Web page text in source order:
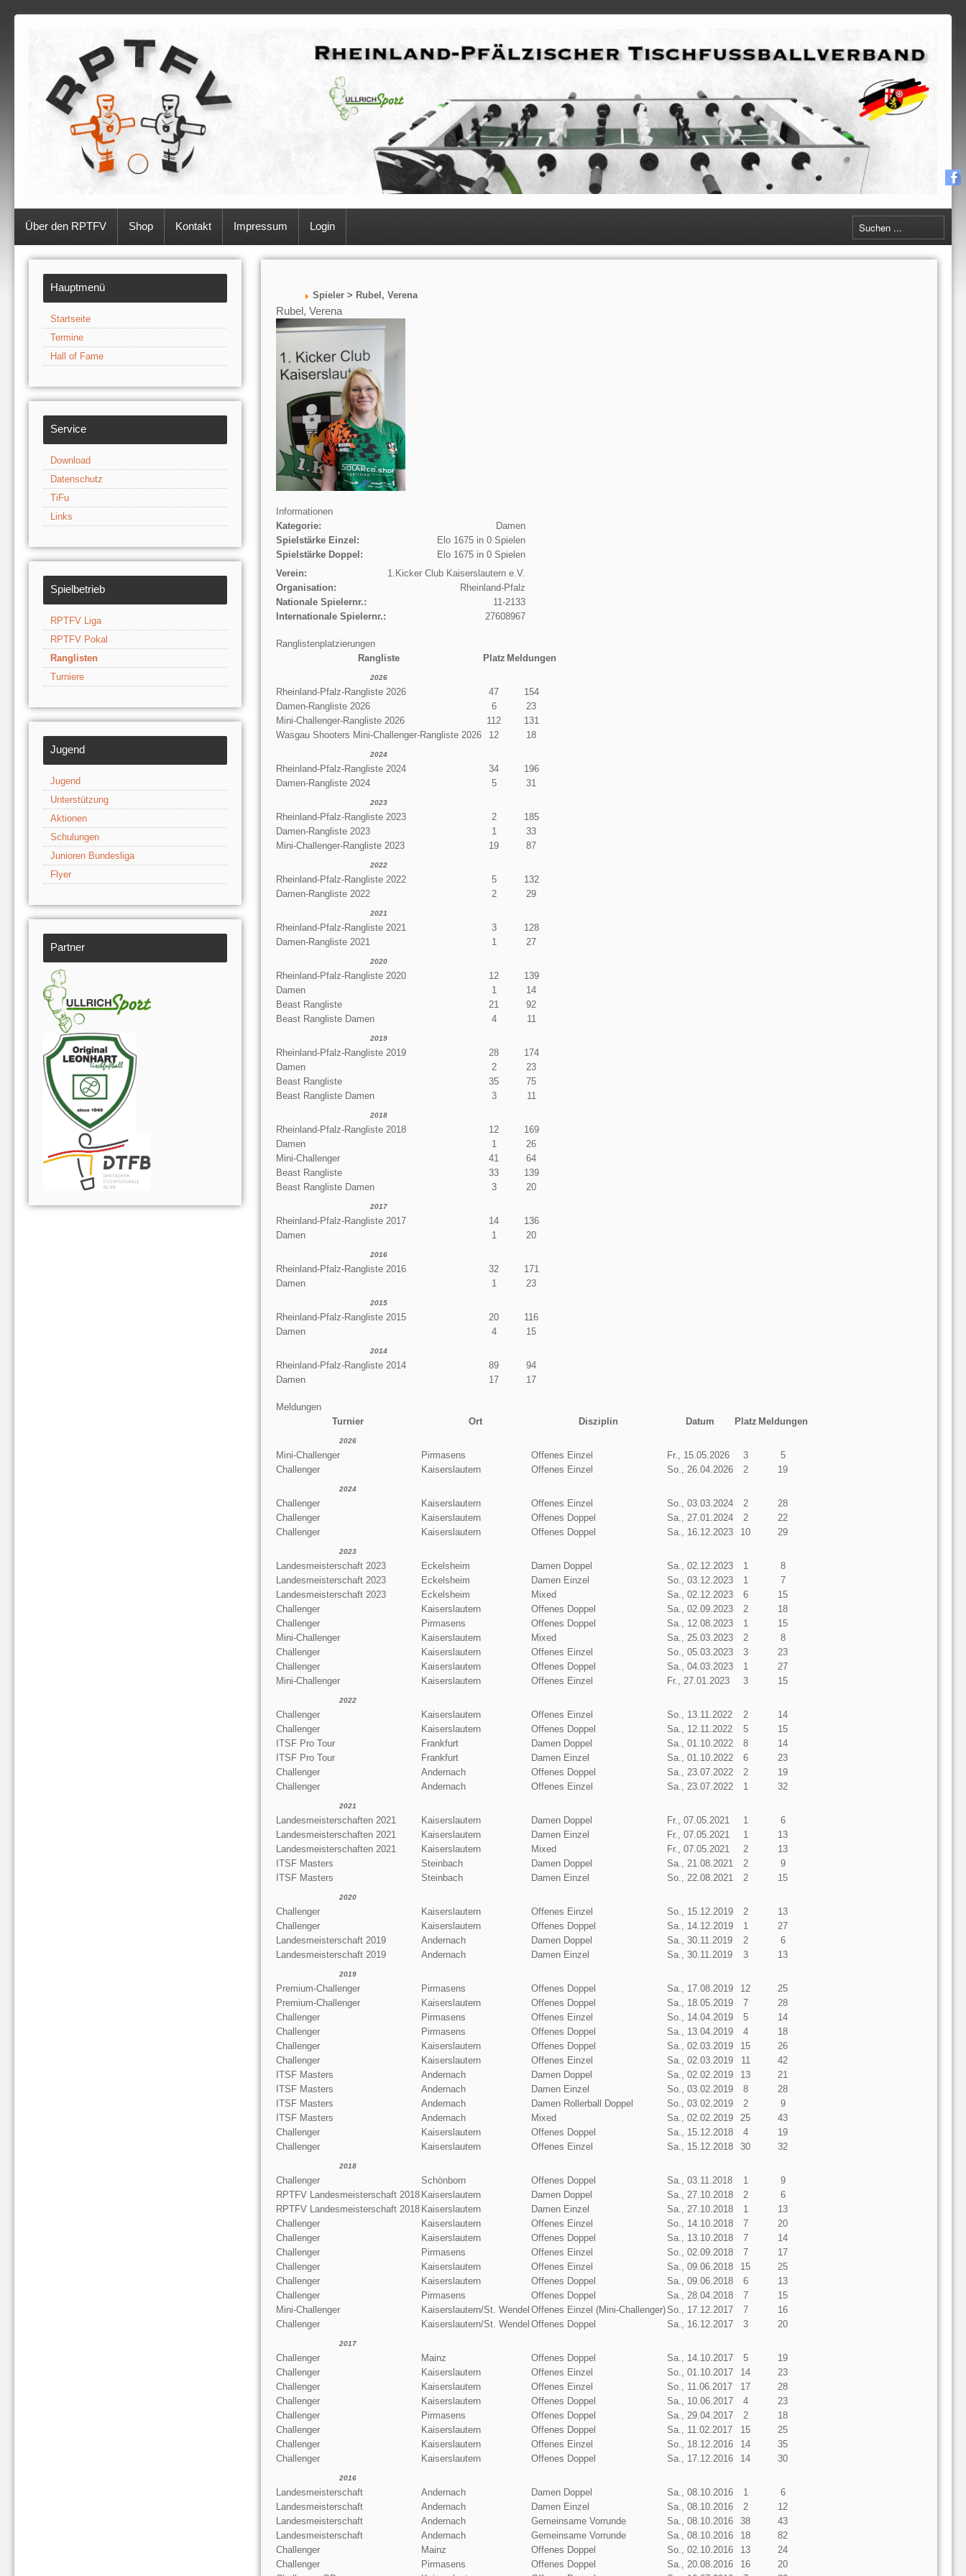
Über den RPTFV Shop Kontakt Impressum Login
Hauptmenü
Startseite
Termine
Hall of Fame
Service
Download
Datenschutz
TiFu
Links
Spielbetrieb
RPTFV Liga
RPTFV Pokal
Ranglisten
Turniere
Jugend
Jugend
Unterstützung
Aktionen
Schulungen
Junioren Bundesliga
Flyer
Partner
Spieler > Rubel, Verena
Rubel, Verena
Informationen
Kategorie:
Damen
Spielstärke Einzel:
Elo 1675 in 0 Spielen
Spielstärke Doppel:
Elo 1675 in 0 Spielen
Verein:
1.Kicker Club Kaiserslautern e.V.
Organisation:
Rheinland-Pfalz
Nationale Spielernr.:
11-2133
Internationale Spielernr.:
27608967
Ranglistenplatzierungen
Rangliste
Platz Meldungen
2026
Rheinland-Pfalz-Rangliste 2026 47
154
Damen-Rangliste 2026
6
23
Mini-Challenger-Rangliste 2026
112
131
Wasgau Shooters Mini-Challenger-Rangliste 2026
12 18
2024
Rheinland-Pfalz-Rangliste 2024 34
196
Damen-Rangliste 2024
5 31
2023
Rheinland-Pfalz-Rangliste 2023 2
185
Damen-Rangliste 2023
1
33
Mini-Challenger-Rangliste 2023
19 87
2022
Rheinland-Pfalz-Rangliste 2022 5
132
Damen-Rangliste 2022
2 29
2021
Rheinland-Pfalz-Rangliste 2021 3
128
Damen-Rangliste 2021
1 27
2020
Rheinland-Pfalz-Rangliste 2020 12
139
Damen
1
14
Beast Rangliste
21
92
Beast Rangliste Damen
4 11
2019
Rheinland-Pfalz-Rangliste 2019 28
174
Damen
2
23
Beast Rangliste
35
75
Beast Rangliste Damen
3 11
2018
Rheinland-Pfalz-Rangliste 2018 12
169
Damen
1
26
Mini-Challenger
41
64
Beast Rangliste
33
139
Beast Rangliste Damen
3 20
2017
Rheinland-Pfalz-Rangliste 2017 14
136
Damen
1 20
2016
Rheinland-Pfalz-Rangliste 2016 32
171
Damen
1 23
2015
Rheinland-Pfalz-Rangliste 2015 20
116
Damen
4 15
2014
Rheinland-Pfalz-Rangliste 2014 89
94
Damen
17 17
Meldungen
Turnier
Ort Disziplin Datum Platz Meldungen
2026
Mini-Challenger Pirmasens Offenes Einzel Fr., 15.05.2026 3
5
Challenger
Kaiserslautern Offenes Einzel So., 26.04.2026 2 19
2024
Challenger Kaiserslautern Offenes Einzel So., 03.03.2024 2
28
Challenger
Kaiserslautern Offenes Doppel Sa., 27.01.2024 2
22
Challenger
Kaiserslautern Offenes Doppel Sa., 16.12.2023 10 29
2023
Landesmeisterschaft 2023 Eckelsheim Damen Doppel Sa., 02.12.2023 1
8
Landesmeisterschaft 2023
Eckelsheim Damen Einzel So., 03.12.2023 1
7
Landesmeisterschaft 2023
Eckelsheim Mixed Sa., 02.12.2023 6
15
Challenger
Kaiserslautern Offenes Doppel Sa., 02.09.2023 2
18
Challenger
Pirmasens Offenes Doppel Sa., 12.08.2023 1
15
Mini-Challenger
Kaiserslautern Mixed Sa., 25.03.2023 2
8
Challenger
Kaiserslautern Offenes Einzel So., 05.03.2023 3
23
Challenger
Kaiserslautern Offenes Doppel Sa., 04.03.2023 1
27
Mini-Challenger
Kaiserslautern Offenes Einzel Fr., 27.01.2023 3 15
2022
Challenger Kaiserslautern Offenes Einzel So., 13.11.2022 2
14
Challenger
Kaiserslautern Offenes Doppel Sa., 12.11.2022 5
15
ITSF Pro Tour
Frankfurt Damen Doppel Sa., 01.10.2022 8
14
ITSF Pro Tour
Frankfurt Damen Einzel Sa., 01.10.2022 6
23
Challenger
Andernach Offenes Doppel Sa., 23.07.2022 2
19
Challenger
Andernach Offenes Einzel Sa., 23.07.2022 1 32
2021
Landesmeisterschaften 2021 Kaiserslautern Damen Doppel Fr., 07.05.2021 1
6
Landesmeisterschaften 2021
Kaiserslautern Damen Einzel Fr., 07.05.2021 1
13
Landesmeisterschaften 2021
Kaiserslautern Mixed Fr., 07.05.2021 2
13
ITSF Masters
Steinbach Damen Doppel Sa., 21.08.2021 2
9
ITSF Masters
Steinbach Damen Einzel So., 22.08.2021 2 15
2020
Challenger Kaiserslautern Offenes Einzel So., 15.12.2019 2
13
Challenger
Kaiserslautern Offenes Doppel Sa., 14.12.2019 1
27
Landesmeisterschaft 2019
Andernach Damen Doppel Sa., 30.11.2019 2
6
Landesmeisterschaft 2019
Andernach Damen Einzel Sa., 30.11.2019 3 13
2019
Premium-Challenger Pirmasens Offenes Doppel Sa., 17.08.2019 12
25
Premium-Challenger
Kaiserslautern Offenes Doppel Sa., 18.05.2019 7
28
Challenger
Pirmasens Offenes Einzel So., 14.04.2019 5
14
Challenger
Pirmasens Offenes Doppel Sa., 13.04.2019 4
18
Challenger
Kaiserslautern Offenes Doppel Sa., 02.03.2019 15
26
Challenger
Kaiserslautern Offenes Einzel Sa., 02.03.2019 11
42
ITSF Masters
Andernach Damen Doppel Sa., 02.02.2019 13
21
ITSF Masters
Andernach Damen Einzel So., 03.02.2019 8
28
ITSF Masters
Andernach Damen Rollerball Doppel So., 03.02.2019 2
9
ITSF Masters
Andernach Mixed Sa., 02.02.2019 25
43
Challenger
Kaiserslautern Offenes Doppel Sa., 15.12.2018 4
19
Challenger
Kaiserslautern Offenes Einzel Sa., 15.12.2018 30 32
2018
Challenger Schönborn Offenes Doppel Sa., 03.11.2018 1
9
RPTFV Landesmeisterschaft 2018 Kaiserslautern Damen Doppel Sa., 27.10.2018 2
6
RPTFV Landesmeisterschaft 2018 Kaiserslautern Damen Einzel Sa., 27.10.2018 1
13
Challenger
Kaiserslautern Offenes Einzel So., 14.10.2018 7
20
Challenger
Kaiserslautern Offenes Doppel Sa., 13.10.2018 7
14
Challenger
Pirmasens Offenes Einzel So., 02.09.2018 7
17
Challenger
Kaiserslautern Offenes Einzel Sa., 09.06.2018 15
25
Challenger
Kaiserslautern Offenes Doppel Sa., 09.06.2018 6
13
Challenger
Pirmasens Offenes Doppel Sa., 28.04.2018 7
15
Mini-Challenger
Kaiserslautern/St. Wendel Offenes Einzel (Mini-Challenger)So., 17.12.2017 7
16
Challenger
Kaiserslautern/St. Wendel Offenes Doppel Sa., 16.12.2017 3 20
2017
Challenger Mainz Offenes Doppel Sa., 14.10.2017 5
19
Challenger
Kaiserslautern Offenes Einzel So., 01.10.2017 14
23
Challenger
Kaiserslautern Offenes Einzel So., 11.06.2017 17
28
Challenger
Kaiserslautern Offenes Doppel Sa., 10.06.2017 4
23
Challenger
Pirmasens Offenes Doppel Sa., 29.04.2017 2
18
Challenger
Kaiserslautern Offenes Doppel Sa., 11.02.2017 15
25
Challenger
Kaiserslautern Offenes Einzel So., 18.12.2016 14
35
Challenger
Kaiserslautern Offenes Doppel Sa., 17.12.2016 14 30
2016
Landesmeisterschaft Andernach Damen Doppel Sa., 08.10.2016 1
6
Landesmeisterschaft
Andernach Damen Einzel Sa., 08.10.2016 2
12
Landesmeisterschaft
Andernach Gemeinsame Vorrunde Sa., 08.10.2016 38
43
Landesmeisterschaft
Andernach Gemeinsame Vorrunde Sa., 08.10.2016 18
82
Challenger
Mainz Offenes Doppel So., 02.10.2016 13
24
Challenger
Pirmasens Offenes Doppel Sa., 20.08.2016 16
20